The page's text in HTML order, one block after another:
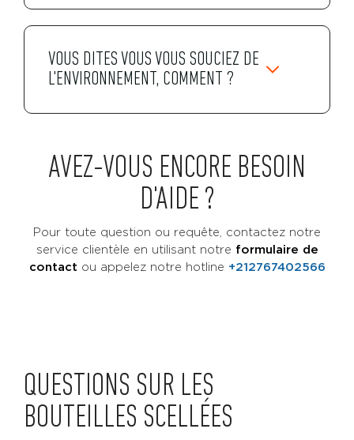
VOUS DITES VOUS VOUS SOUCIEZ DE
L'ENVIRONNEMENT, COMMENT ?
AVEZ-VOUS ENCORE BESOIN
D'AIDE ?
Pour toute question ou requête, contactez notre
service clientèle en utilisant notre formulaire de
contact ou appelez notre hotline +212767402566
QUESTIONS SUR LES
BOUTEILLES SCELLÉES